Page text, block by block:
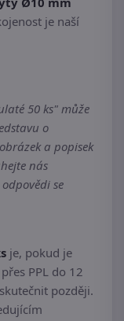
je naší
50 ks" může
o
a popisek
nás
se
je, pokud je
PPL do 12
později.